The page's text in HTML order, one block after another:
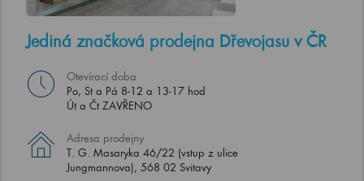
Jediná značková prodejna Dřevojasu v ČR
Otevírací doba
Po, St a Pá 8-12 a 13-17 hod
Út a Čt ZAVŘENO
Adresa prodejny
T. G. Masaryka 46/22 (vstup z ulice
Jungmannova), 568 02 Svitavy